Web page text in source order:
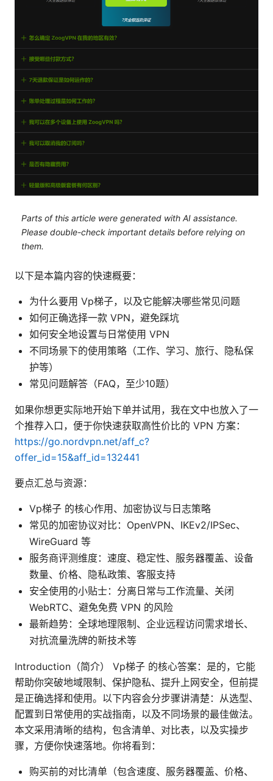
Parts of this article were generated with AI assistance.
Please double-check important details before relying on
them.
以下是本篇内容的快速概要：
为什么要用 Vp梯子，以及它能解决哪些常见问题
如何正确选择一款 VPN，避免踩坑
如何安全地设置与日常使用 VPN
不同场景下的使用策略（工作、学习、旅行、隐私保
护等）
常见问题解答（FAQ，至少10题）
如果你想更实际地开始下单并试用，我在文中也放入了一
个推荐入口，便于你快速获取高性价比的 VPN 方案：
https://go.nordvpn.net/aff_c?
offer_id=15&aff_id=132441
要点汇总与资源：
Vp梯子 的核心作用、加密协议与日志策略
常见的加密协议对比：OpenVPN、IKEv2/IPSec、
WireGuard 等
服务商评测维度：速度、稳定性、服务器覆盖、设备
数量、价格、隐私政策、客服支持
安全使用的小贴士：分离日常与工作流量、关闭
WebRTC、避免免费 VPN 的风险
最新趋势：全球地理限制、企业远程访问需求增长、
对抗流量洗牌的新技术等
Introduction（简介） Vp梯子 的核心答案：是的，它能
帮助你突破地域限制、保护隐私、提升上网安全，但前提
是正确选择和使用。以下内容会分步骤讲清楚：从选型、
配置到日常使用的实战指南，以及不同场景的最佳做法。
本文采用清晰的结构，包含清单、对比表，以及实操步
骤，方便你快速落地。你将看到：
购买前的对比清单（包含速度、服务器覆盖、价格、